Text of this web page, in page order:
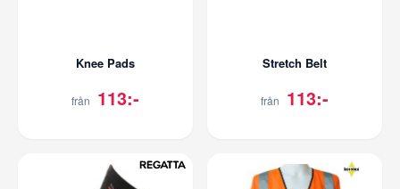
Knee Pads
från 113:-
Stretch Belt
från 113:-